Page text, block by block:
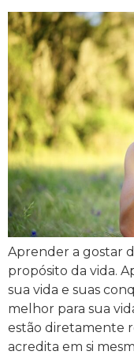
Aprender a gostar
propósito da vida.
sua vida e suas
melhor para sua
estão diretamente
acredita em si